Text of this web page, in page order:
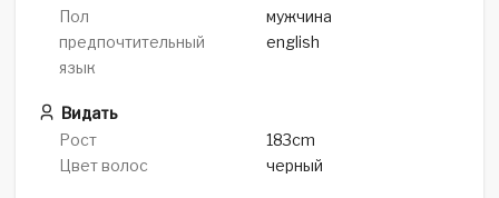
Пол
мужчина
предпочтительный
язык
english
Видать
Рост
183cm
Цвет волос
черный